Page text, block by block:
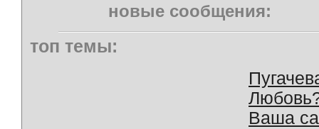
новые сообщения:
топ темы:
Ваша